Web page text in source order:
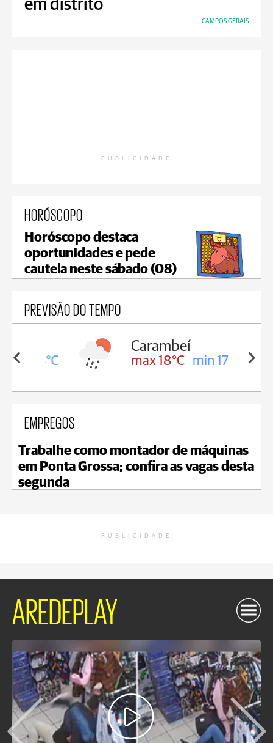
em distrito
CAMPOS GERAIS
PUBLICIDADE
HORÓSCOPO
Horóscopo destaca
oportunidades e pede
cautela neste sábado (08)
PREVISÃO DO TEMPO
18°C
Carambeí
max 18°C min 17°C
EMPREGOS
Trabalhe como montador de máquinas
em Ponta Grossa; confira as vagas desta
segunda
PUBLICIDADE
AREDEPLAY